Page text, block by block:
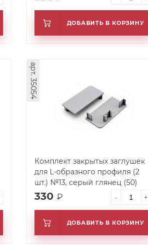
ДОБАВИТЬ В КОРЗИНУ
Комплект закрытых заглушек
для L-образного профиля (2
шт.) №13, серый глянец (50)
арт. 35054
330 ₽ - +
ДОБАВИТЬ В КОРЗИНУ